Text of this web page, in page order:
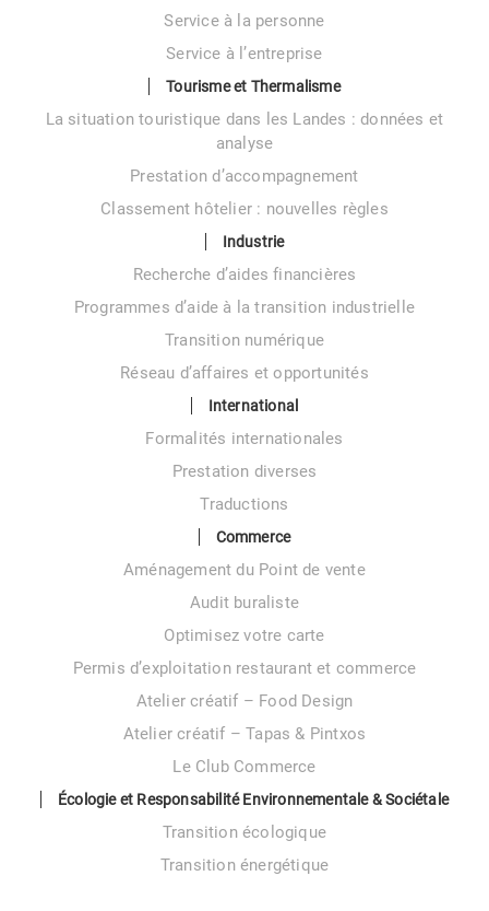
Service à la personne
Service à l’entreprise
Tourisme et Thermalisme
La situation touristique dans les Landes : données et
analyse
Prestation d’accompagnement
Classement hôtelier : nouvelles règles
Industrie
Recherche d’aides financières
Programmes d’aide à la transition industrielle
Transition numérique
Réseau d’affaires et opportunités
International
Formalités internationales
Prestation diverses
Traductions
Commerce
Aménagement du Point de vente
Audit buraliste
Optimisez votre carte
Permis d’exploitation restaurant et commerce
Atelier créatif – Food Design
Atelier créatif – Tapas & Pintxos
Le Club Commerce
Écologie et Responsabilité Environnementale & Sociétale
Transition écologique
Transition énergétique